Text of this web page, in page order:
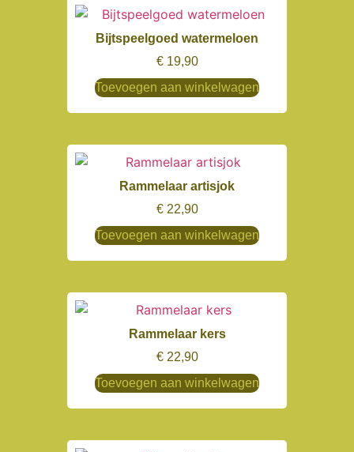
Bijtspeelgoed watermeloen
€19,90
Toevoegen aan winkelwagen
Rammelaar artisjok
€22,90
Toevoegen aan winkelwagen
Rammelaar kers
€22,90
Toevoegen aan winkelwagen